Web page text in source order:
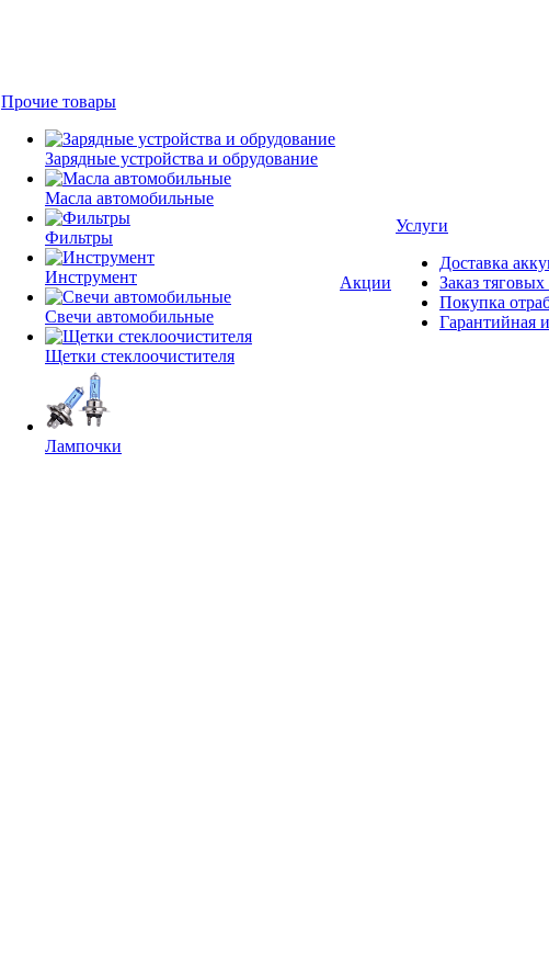
Прочие товары
Зарядные устройства и обрудование
Масла автомобильные
Фильтры
Инструмент
Свечи автомобильные
Щетки стеклоочистителя
Лампочки
Акции
Услуги
Доставка
Заказ
Покупка
Гарантийная